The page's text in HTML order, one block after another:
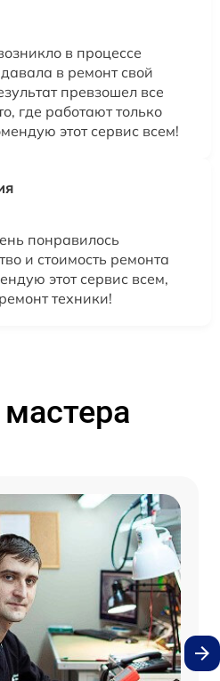
в процессе
в ремонт свой
превзошел все
где работают только
этот сервис всем!
понравилось
и стоимость ремонта
этот сервис всем,
техники!